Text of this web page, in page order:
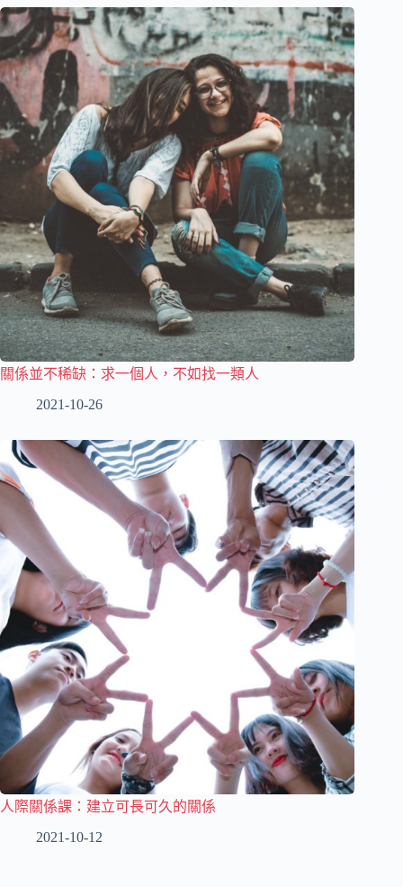
關係並不稀缺：求一個人，不如找一類人
2021-10-26
人際關係課：建立可長可久的關係
2021-10-12